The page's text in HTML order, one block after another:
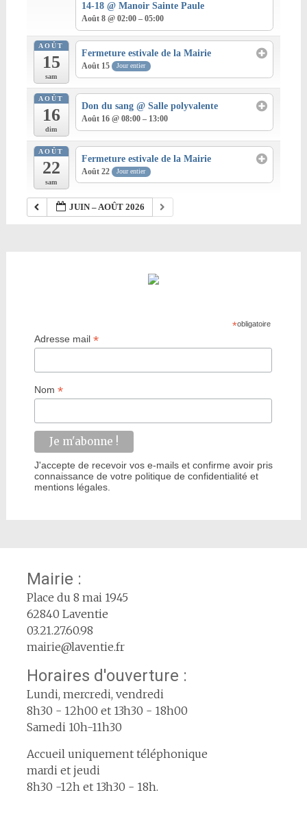
14-18@ Manoir Sainte Paule
Août 8 @ 02:00 – 05:00
AOÛT
15
sam
Fermeture estivale de la Mairie
Août 15 Jour entier
AOÛT
16
dim
Don du sang@ Salle polyvalente
Août 16 @ 08:00 – 13:00
AOÛT
22
sam
Fermeture estivale de la Mairie
Août 22 Jour entier
JUIN – AOÛT 2026
*obligatoire
Adresse mail*
Nom*
J'accepte de recevoir vos e-mails et confirme avoir pris
connaissance de votre politique de confidentialité et
mentions légales.
Mairie :
Place du 8 mai 1945
62840 Laventie
03.21.27.60.98
mairie@laventie.fr
Horaires d'ouverture :
Lundi, mercredi, vendredi
8h30 - 12h00 et 13h30 - 18h00
Samedi 10h-11h30
Accueil uniquement téléphonique
mardi et jeudi
8h30 -12h et 13h30 - 18h.